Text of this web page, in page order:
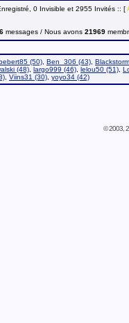
0 Invisible et 2955 Invités :: [
messages / Nous avons 21969
(50) Ben_306 (43)
(48) largo999 (46) lelou50 (51)
Viins31 (30) yoyo34 (42)
© 2003,